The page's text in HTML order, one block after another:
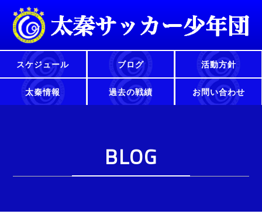
スケジュール ブログ 活動方針
太秦情報 過去の戦績 お問い合わせ
BLOG